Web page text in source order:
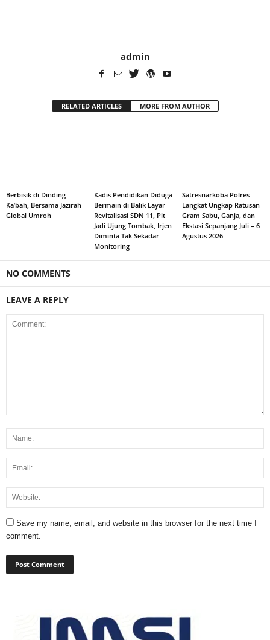
admin
RELATED ARTICLES MORE FROM AUTHOR
Berbisik di Dinding
Ka’bah, Bersama Jazirah
Global Umroh
Kadis Pendidikan Diduga
Bermain di Balik Layar
Revitalisasi SDN 11, Plt
Jadi Ujung Tombak, Irjen
Diminta Tak Sekadar
Monitoring
Satresnarkoba Polres
Langkat Ungkap Ratusan
Gram Sabu, Ganja, dan
Ekstasi Sepanjang Juli – 6
Agustus 2026
NO COMMENTS
LEAVE A REPLY
Save my name, email, and website in this browser for the next time I
comment.